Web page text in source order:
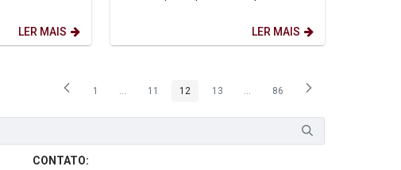
LER MAIS LER MAIS
Página
1 ...Páginas intermediárias Usar ABA para navegar.
Página
11 Página
12 Página
13 ...Páginas intermediárias Usar ABA
Página
86
CONTATO: